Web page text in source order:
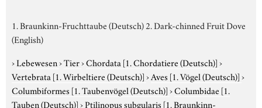
1. Braunkinn-Fruchttaube (Deutsch) 2. Dark-chinned Fruit Dove
(English)
›Lebewesen›Tier›Chordata [1. Chordatiere (Deutsch)]›
Vertebrata [1. Wirbeltiere (Deutsch)]›Aves [1. Vögel (Deutsch)]›
Columbiformes [1. Taubenvögel (Deutsch)]›Columbidae [1.
Tauben (Deutsch)]›Ptilinopus subgularis [1. Braunkinn-